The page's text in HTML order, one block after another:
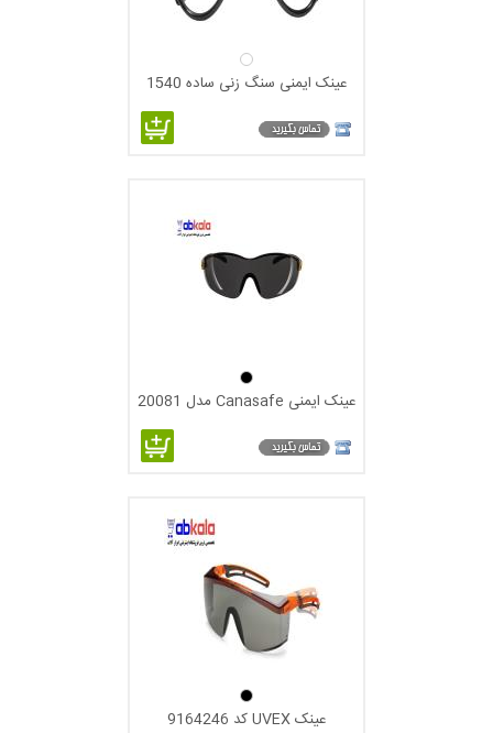
عینک ایمنی سنگ زنی ساده 1540
عینک ایمنی Canasafe مدل 20081
عینک UVEX کد 9164246